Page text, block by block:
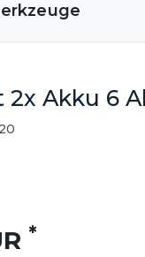
2x Akku 6
*